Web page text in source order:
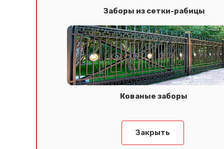
Заборы из сетки-рабицы
Кованые заборы
Закрыть